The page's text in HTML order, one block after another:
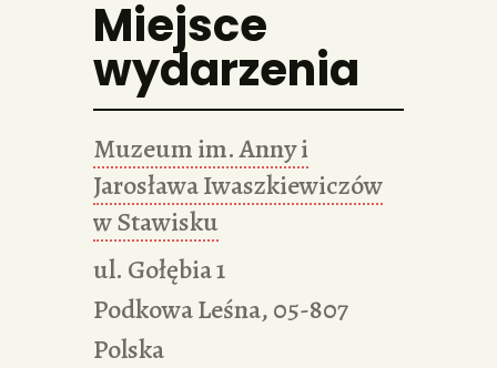
Miejsce
wydarzenia
Muzeum im. Anny i
Jarosława Iwaszkiewiczów
w Stawisku
ul. Gołębia 1
Podkowa Leśna,05-807
Polska